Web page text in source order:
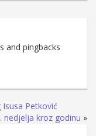
and pingbacks
Petković
nedjelja kroz godinu »